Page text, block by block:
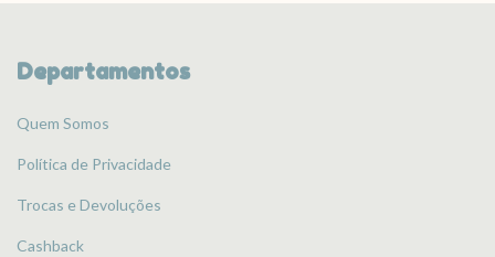
Departamentos
Quem Somos
Política de Privacidade
Trocas e Devoluções
Cashback